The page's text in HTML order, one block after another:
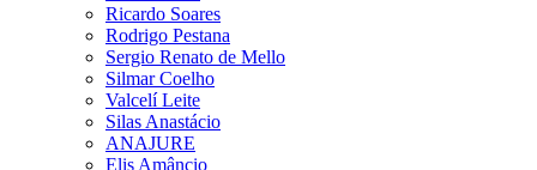
Ricardo Soares
Rodrigo Pestana
Sergio Renato de Mello
Silmar Coelho
Valcelí Leite
Silas Anastácio
ANAJURE
Elis Amâncio